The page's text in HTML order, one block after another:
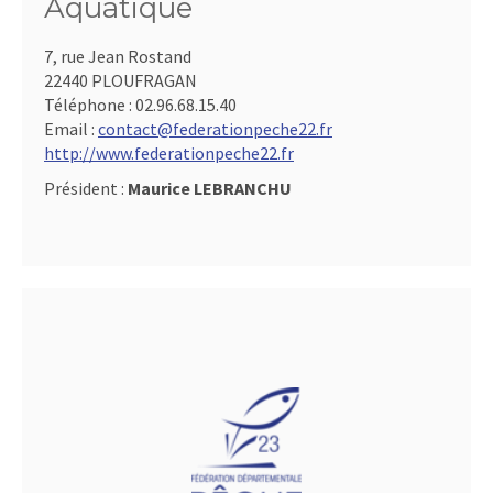
Aquatique
7, rue Jean Rostand
22440 PLOUFRAGAN
Téléphone : 02.96.68.15.40
Email : contact@federationpeche22.fr
http://www.federationpeche22.fr
Président : Maurice LEBRANCHU